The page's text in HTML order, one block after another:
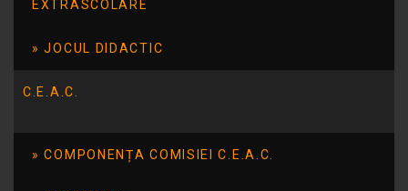
EXTRASCOLARE
JOCUL DIDACTIC
C.E.A.C.
COMPONENȚA COMISIEI C.E.A.C.
participat la secţiunea Dans tradiţional şi a